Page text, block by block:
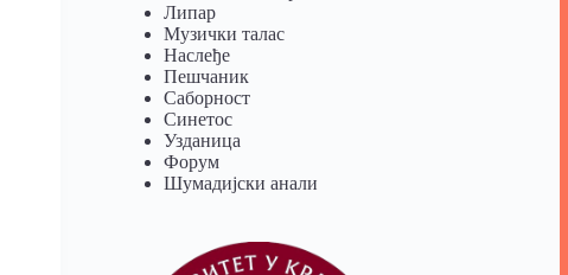
Липар
Музички талас
Наслеђе
Пешчаник
Саборност
Синетос
Узданица
Форум
Шумадијски анали